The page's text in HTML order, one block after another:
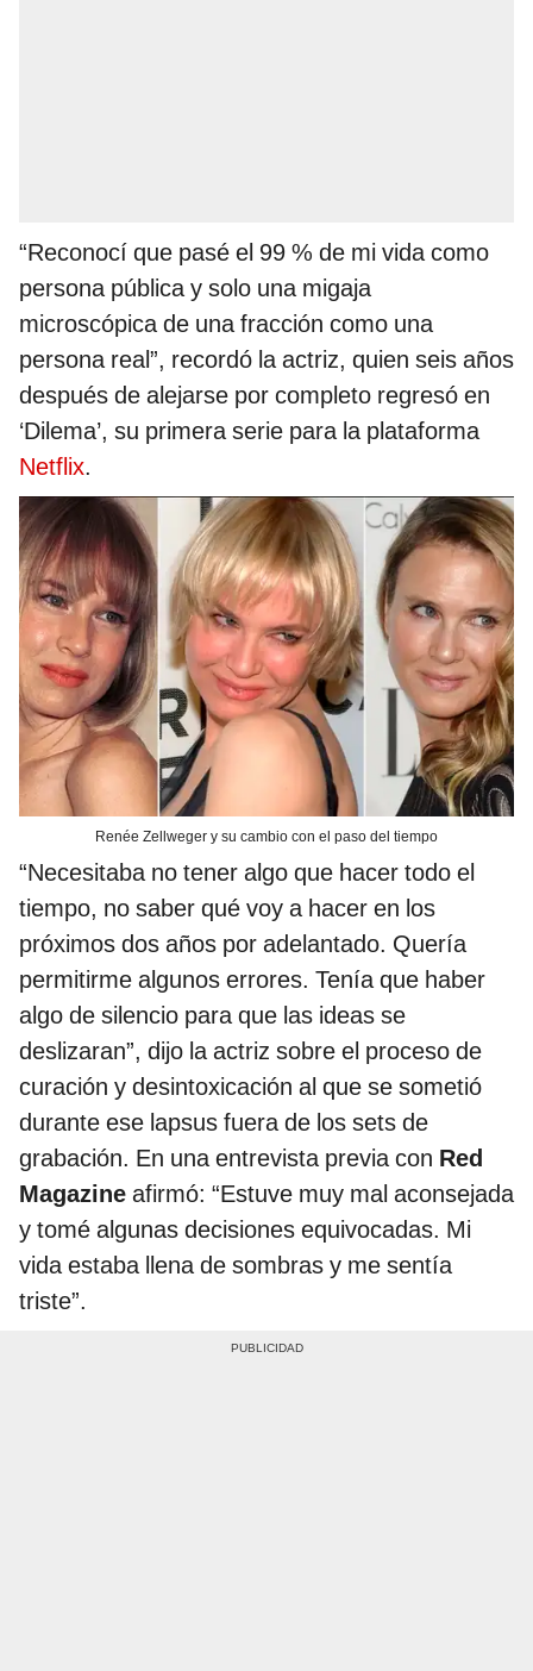
“Reconocí que pasé el 99 % de mi vida como
persona pública y solo una migaja
microscópica de una fracción como una
persona real”, recordó la actriz, quien seis años
después de alejarse por completo regresó en
‘Dilema’, su primera serie para la plataforma
Netflix.
Renée Zellweger y su cambio con el paso del tiempo
“Necesitaba no tener algo que hacer todo el
tiempo, no saber qué voy a hacer en los
próximos dos años por adelantado. Quería
permitirme algunos errores. Tenía que haber
algo de silencio para que las ideas se
deslizaran”, dijo la actriz sobre el proceso de
curación y desintoxicación al que se sometió
durante ese lapsus fuera de los sets de
grabación. En una entrevista previa con Red
Magazine afirmó: “Estuve muy mal aconsejada
y tomé algunas decisiones equivocadas. Mi
vida estaba llena de sombras y me sentía
triste”.